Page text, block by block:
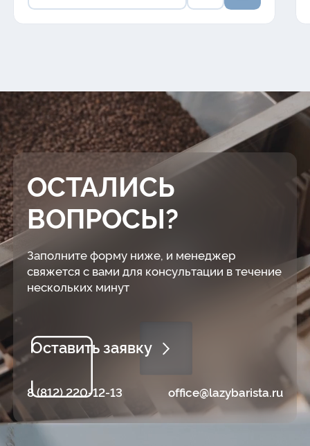
ОСТАЛИСЬ
ВОПРОСЫ?
Заполните форму ниже, и менеджер
свяжется с вами для консультации в течение
нескольких минут
Оставить заявку
8 (812) 220-12-13 office@lazybarista.ru